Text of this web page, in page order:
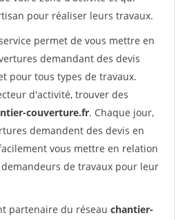
pour réaliser leurs travaux.
permet de vous mettre en
demandant des devis
pour tous types de travaux.
d'activité, trouver des
couverture.fr. Chaque jour,
demandent des devis en
vous mettre en relation
de travaux pour leur
partenaire du réseau chantier-